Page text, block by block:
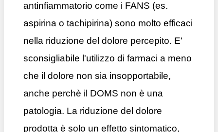
antinfiammatorio come i FANS (es.
aspirina o tachipirina) sono molto efficaci
nella riduzione del dolore percepito. E'
sconsigliabile l'utilizzo di farmaci a meno
che il dolore non sia insopportabile,
anche perchè il DOMS non è una
patologia. La riduzione del dolore
prodotta è solo un effetto sintomatico,